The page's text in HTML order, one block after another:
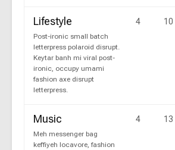
Lifestyle
Post-ironic small batch
letterpress polaroid disrupt.
Keytar banh mi viral post-
ironic, occupy umami
fashion axe disrupt
letterpress.
4 10
Music
Meh messenger bag
keffiyeh locavore, fashion
4 13